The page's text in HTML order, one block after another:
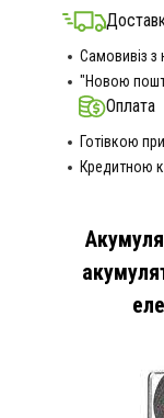
Самовивіз з
"Новою
Оплата
Готівкою
Кредитною